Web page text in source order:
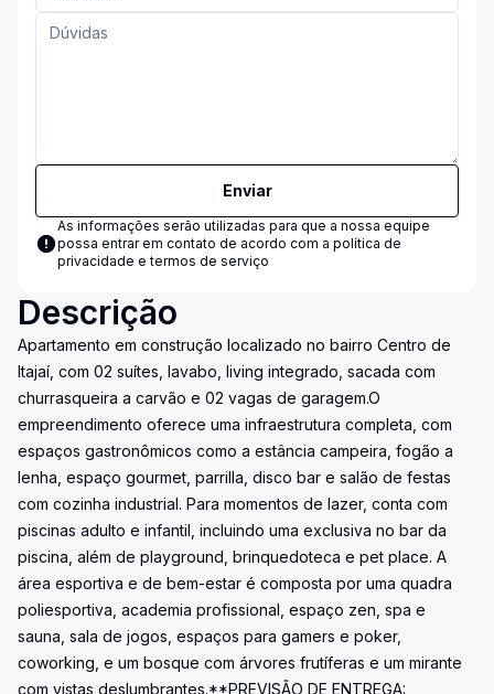
Enviar
As informações serão utilizadas para que a nossa equipe
possa entrar em contato de acordo com a política de
privacidade e termos de serviço
Descrição
Apartamento em construção localizado no bairro Centro de
Itajaí, com 02 suítes, lavabo, living integrado, sacada com
churrasqueira a carvão e 02 vagas de garagem.O
empreendimento oferece uma infraestrutura completa, com
espaços gastronômicos como a estância campeira, fogão a
lenha, espaço gourmet, parrilla, disco bar e salão de festas
com cozinha industrial. Para momentos de lazer, conta com
piscinas adulto e infantil, incluindo uma exclusiva no bar da
piscina, além de playground, brinquedoteca e pet place. A
área esportiva e de bem-estar é composta por uma quadra
poliesportiva, academia profissional, espaço zen, spa e
sauna, sala de jogos, espaços para gamers e poker,
coworking, e um bosque com árvores frutíferas e um mirante
com vistas deslumbrantes.**PREVISÃO DE ENTREGA: